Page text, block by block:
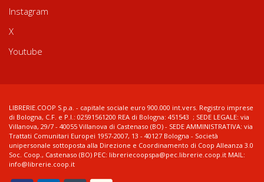
Instagram
X
Youtube
LIBRERIE.COOP S.p.a. - capitale sociale euro 900.000 int.vers. Registro imprese
di Bologna, C.F. e P.I.: 02591561200 REA di Bologna: 451543 ; SEDE LEGALE: via
Villanova, 29/7 - 40055 Villanova di Castenaso (BO) - SEDE AMMINISTRATIVA: via
Trattati Comunitari Europei 1957-2007, 13 - 40127 Bologna - Società
unipersonale sottoposta alla Direzione e Coordinamento di Coop Alleanza 3.0
Soc. Coop., Castenaso (BO) PEC: libreriecoopspa@pec.librerie.coop.it MAIL:
info@librerie.coop.it